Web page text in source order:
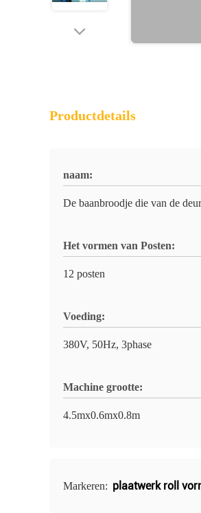
Productdetails
naam:
De baanbroodje die van de
Het vormen van Posten:
12 posten
Voeding:
380V, 50Hz, 3phase
Machine grootte:
4.5mx0.6mx0.8m
Markeren: plaatwerk roll